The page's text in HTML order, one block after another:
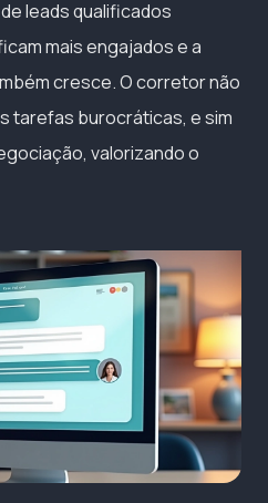
leads qualificados
mais engajados e a
cresce. O corretor não
tarefas burocráticas, e sim
valorizando o